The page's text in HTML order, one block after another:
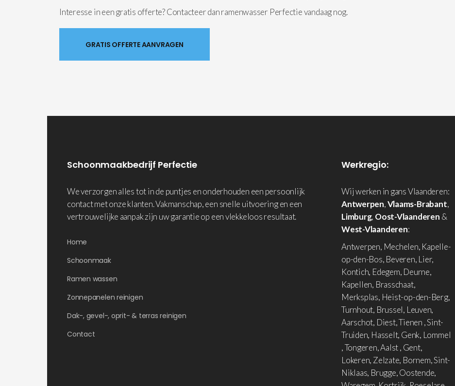
Interesse in een gratis offerte? Contacteer dan ramenwasser Perfectie vandaag nog.
GRATIS OFFERTE AANVRAGEN
Schoonmaakbedrijf Perfectie
We verzorgen alles tot in de puntjes en onderhouden een persoonlijk
contact met onze klanten. Vakmanschap, een snelle uitvoering en een
vertrouwelijke aanpak zijn uw garantie op een vlekkeloos resultaat.
Home
Schoonmaak
Ramen wassen
Zonnepanelen reinigen
Dak-, gevel-, oprit- & terras reinigen
Contact
Werkregio:
Wij werken in gans Vlaanderen:
Antwerpen,Vlaams-Brabant,
Limburg, Oost-Vlaanderen &
West-Vlaanderen:
Antwerpen, Mechelen, Kapelle-
op-den-Bos, Beveren, Lier,
Kontich, Edegem, Deurne,
Kapellen, Brasschaat,
Merksplas, Heist-op-den-Berg,
Turnhout, Brussel, Leuven,
Aarschot, Diest, Tienen , Sint-
Truiden, Hasselt, Genk, Lommel
, Tongeren, Aalst , Gent,
Lokeren, Zelzate, Bornem, Sint-
Niklaas, Brugge, Oostende,